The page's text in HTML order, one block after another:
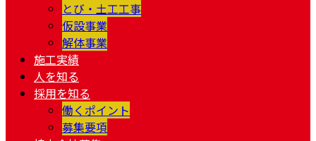
とび・土工工事
仮設事業
解体事業
施工実績
人を知る
採用を知る
働くポイント
募集要項